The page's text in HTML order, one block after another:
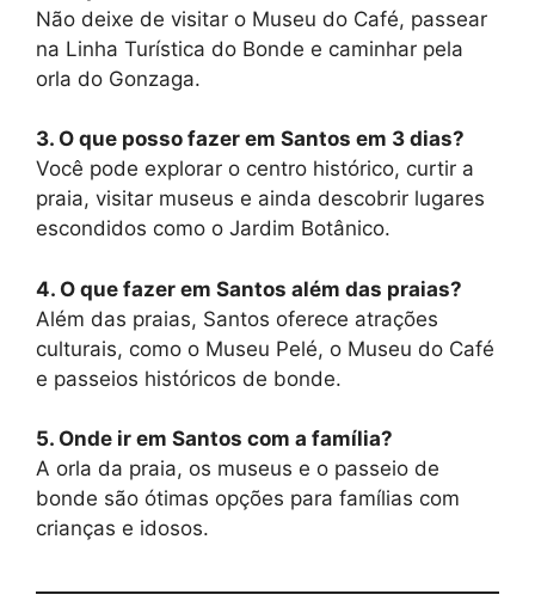
Não deixe de visitar o Museu do Café, passear
na Linha Turística do Bonde e caminhar pela
orla do Gonzaga.
3. O que posso fazer em Santos em 3 dias?
Você pode explorar o centro histórico, curtir a
praia, visitar museus e ainda descobrir lugares
escondidos como o Jardim Botânico.
4. O que fazer em Santos além das praias?
Além das praias, Santos oferece atrações
culturais, como o Museu Pelé, o Museu do Café
e passeios históricos de bonde.
5. Onde ir em Santos com a família?
A orla da praia, os museus e o passeio de
bonde são ótimas opções para famílias com
crianças e idosos.